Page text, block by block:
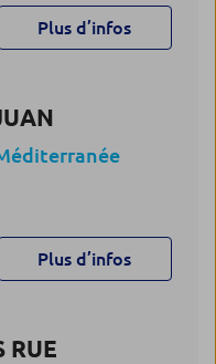
Plus d’infos
Plus d’infos
RUE